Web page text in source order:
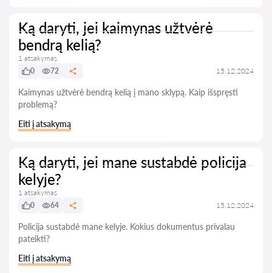
Ką daryti, jei kaimynas užtvėrė
bendrą kelią?
1 atsakymas
0
72 15.12.2024
Kaimynas užtvėrė bendrą kelią į mano sklypą. Kaip išspręsti
problemą?
Eiti į atsakymą
Ką daryti, jei mane sustabdė policija
kelyje?
1 atsakymas
0
64 15.12.2024
Policija sustabdė mane kelyje. Kokius dokumentus privalau
pateikti?
Eiti į atsakymą